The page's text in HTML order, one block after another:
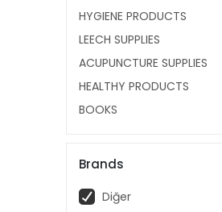
HYGIENE PRODUCTS
LEECH SUPPLIES
ACUPUNCTURE SUPPLIES
HEALTHY PRODUCTS
BOOKS
Brands
Diğer